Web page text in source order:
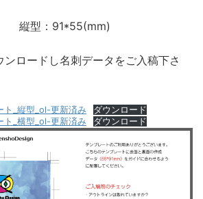
縦型：91*55(mm)
ロードし名刺データをご入稿下さ
ト_縦型_ol-更新済み
ダウンロード
ト_横型_ol-更新済み
ダウンロード